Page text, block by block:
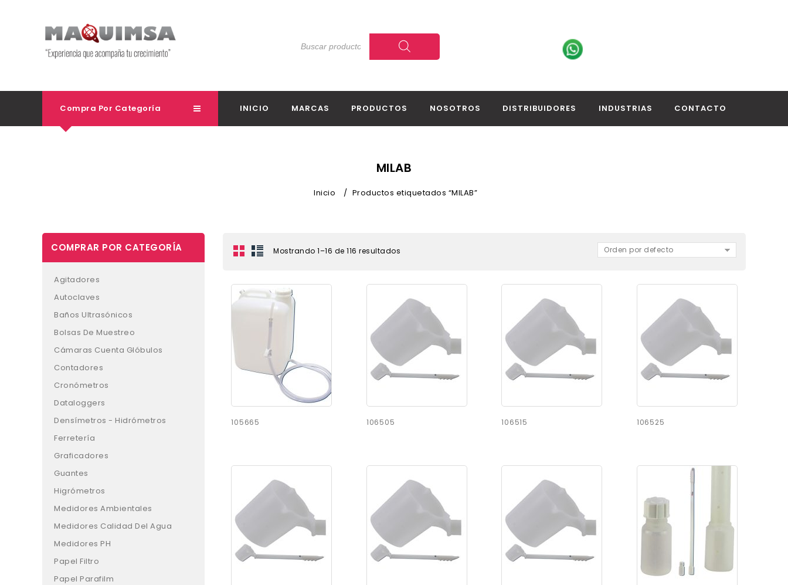
Compra Por Categoría INICIO MARCAS PRODUCTOS NOSOTROS DISTRIBUIDORES INDUSTRIAS CONTACTO
MILAB
Inicio / Productos etiquetados “MILAB”
Mostrando 1–16 de 116 resultados Orden por defecto
105665 106505 106515 106525
COMPRAR POR CATEGORÍA
Agitadores
Autoclaves
Baños Ultrasónicos
Bolsas De Muestreo
Cámaras Cuenta Glóbulos
Contadores
Cronómetros
Dataloggers
Densímetros - Hidrómetros
Ferretería
Graficadores
Guantes
Higrómetros
Medidores Ambientales
Medidores Calidad Del Agua
Medidores PH
Papel Filtro
Papel Parafilm